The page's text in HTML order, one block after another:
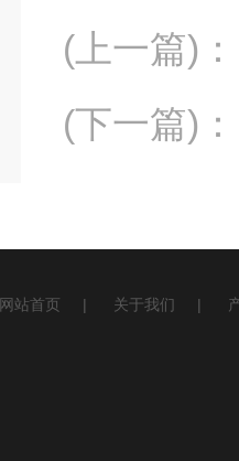
(上一篇) ：
(下一篇) ：
网站首页 | 关于我们 |